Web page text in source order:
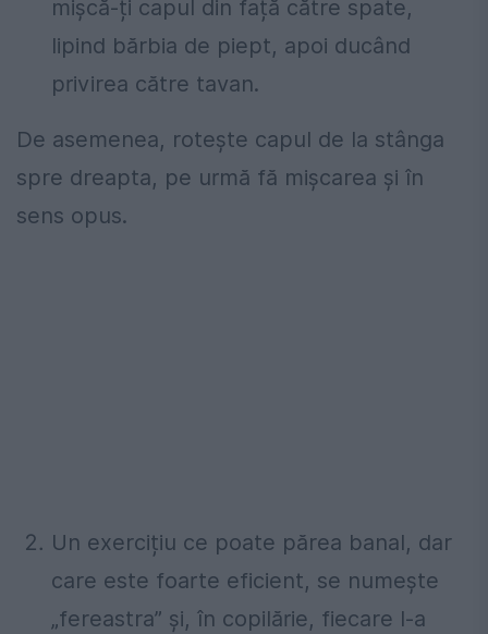
mișcă-ți capul din față către spate,
lipind bărbia de piept, apoi ducând
privirea către tavan.
De asemenea, rotește capul de la stânga
spre dreapta, pe urmă fă mișcarea și în
sens opus.
Un exercițiu ce poate părea banal, dar
care este foarte eficient, se numește
„fereastra” și, în copilărie, fiecare l-a